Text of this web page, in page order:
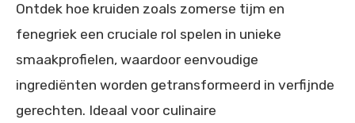
Ontdek hoe kruiden zoals zomerse tijm en
fenegriek een cruciale rol spelen in unieke
smaakprofielen, waardoor eenvoudige
ingrediënten worden getransformeerd in verfijnde
gerechten. Ideaal voor culinaire